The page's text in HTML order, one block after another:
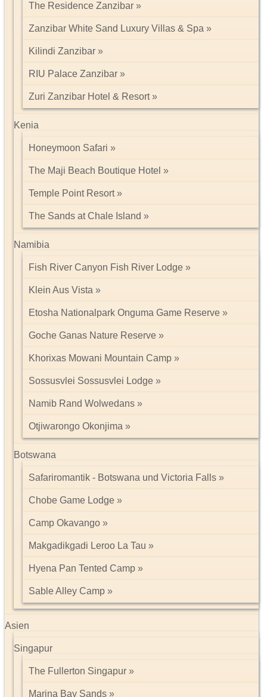
The Residence Zanzibar
Zanzibar White Sand Luxury Villas & Spa
Kilindi Zanzibar
RIU Palace Zanzibar
Zuri Zanzibar Hotel & Resort
Kenia
Honeymoon Safari
The Maji Beach Boutique Hotel
Temple Point Resort
The Sands at Chale Island
Namibia
Fish River Canyon Fish River Lodge
Klein Aus Vista
Etosha Nationalpark Onguma Game Reserve
Goche Ganas Nature Reserve
Khorixas Mowani Mountain Camp
Sossusvlei Sossusvlei Lodge
Namib Rand Wolwedans
Otjiwarongo Okonjima
Botswana
Safariromantik - Botswana und Victoria Falls
Chobe Game Lodge
Camp Okavango
Makgadikgadi Leroo La Tau
Hyena Pan Tented Camp
Sable Alley Camp
Asien
Singapur
The Fullerton Singapur
Marina Bay Sands